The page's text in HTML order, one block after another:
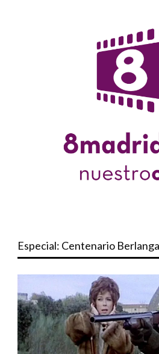
Especial: Centenario Berlanga